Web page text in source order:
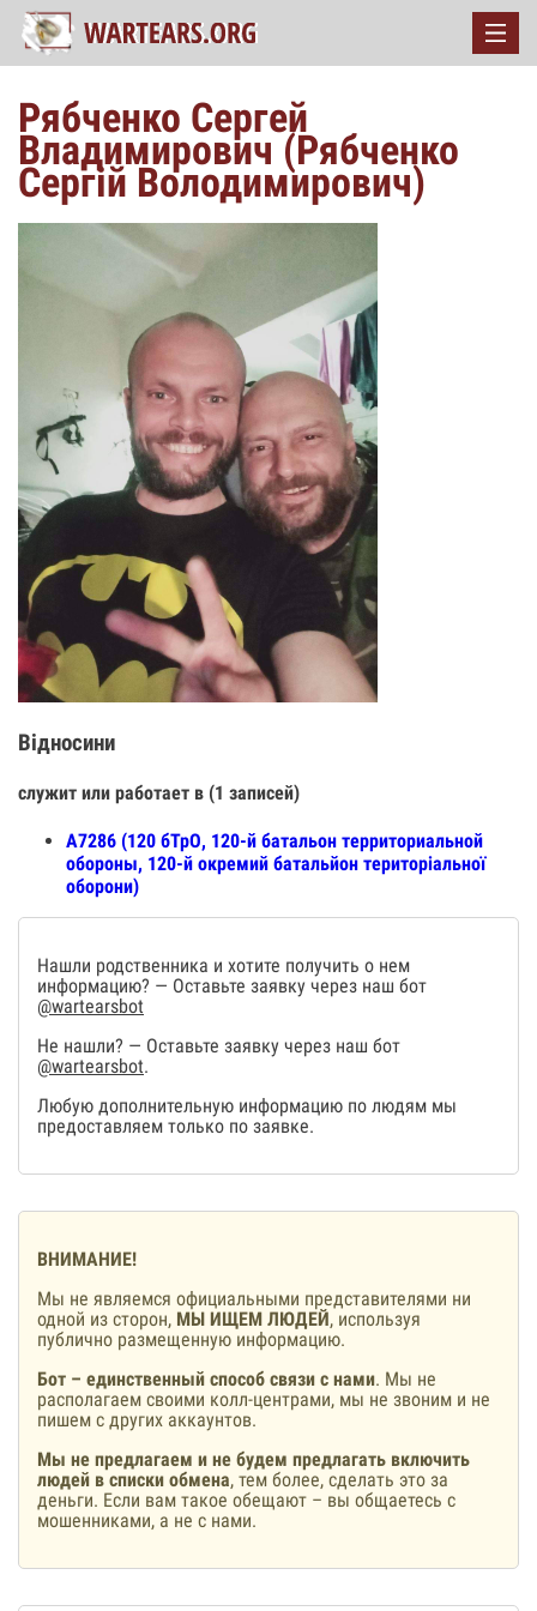
Рябченко Сергей
Владимирович (Рябченко
Сергій Володимирович)
Відносини
служит или работает в (1 записей)
А7286 (120 бТрО, 120-й батальон территориальной
обороны, 120-й окремий батальйон територіальної
оборони)
Нашли родственника и хотите получить о нем
информацию? — Оставьте заявку через наш бот
@wartearsbot
Не нашли? — Оставьте заявку через наш бот
@wartearsbot.
Любую дополнительную информацию по людям мы
предоставляем только по заявке.
ВНИМАНИЕ!
Мы не являемся официальными представителями ни
одной из сторон, МЫ ИЩЕМ ЛЮДЕЙ, используя
публично размещенную информацию.
Бот – единственный способ связи с нами. Мы не
располагаем своими колл-центрами, мы не звоним и не
пишем с других аккаунтов.
Мы не предлагаем и не будем предлагать включить
людей в списки обмена, тем более, сделать это за
деньги. Если вам такое обещают – вы общаетесь с
мошенниками, а не с нами.